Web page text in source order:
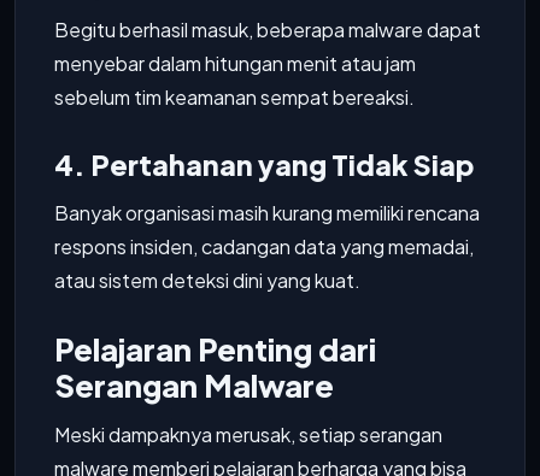
Begitu berhasil masuk, beberapa malware dapat
menyebar dalam hitungan menit atau jam
sebelum tim keamanan sempat bereaksi.
4. Pertahanan yang Tidak Siap
Banyak organisasi masih kurang memiliki rencana
respons insiden, cadangan data yang memadai,
atau sistem deteksi dini yang kuat.
Pelajaran Penting dari
Serangan Malware
Meski dampaknya merusak, setiap serangan
malware memberi pelajaran berharga yang bisa